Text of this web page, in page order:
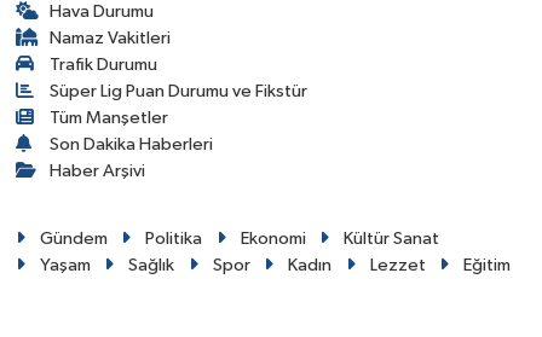
Hava Durumu
Namaz Vakitleri
Trafik Durumu
Süper Lig Puan Durumu ve Fikstür
Tüm Manşetler
Son Dakika Haberleri
Haber Arşivi
Gündem Politika Ekonomi
Kültür Sanat
Yaşam
Sağlık Spor Kadın Lezzet Eğitim